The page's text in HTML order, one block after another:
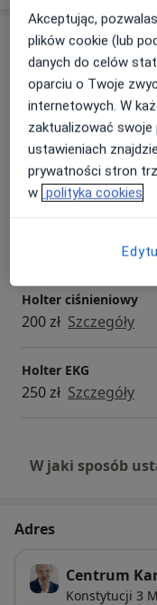
Usługi i ceny
Konsultacja
350 zł Szczegóły
Próba wysiłkowa
Od 250 zł
Szczegóły
Holter ciśnieniowy
200 zł Szczegóły
Holter EKG
250 zł Szczegóły
W jaki sposób
Adres
Centrum
Konstytucji 3
Akceptując,
plików cookie (lub
danych do celów
oparciu o Twoje
internetowych. W
zaktualizować swoje
ustawieniach
prywatności stron
w polityka cookies